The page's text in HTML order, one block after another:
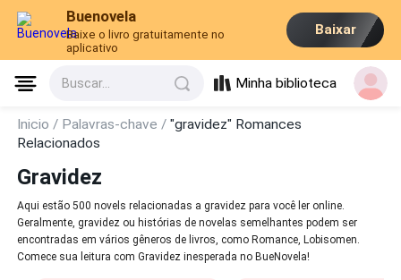
Buenovela
Baixe o livro gratuitamente no
aplicativo
Baixar
Buscar... Minha biblioteca
Inicio / Palavras-chave /"gravidez" Romances
Relacionados
Gravidez
Aqui estão 500 novels relacionadas a gravidez para você ler online.
Geralmente, gravidez ou histórias de novelas semelhantes podem ser
encontradas em vários gêneros de livros, como Romance, Lobisomen.
Comece sua leitura com Gravidez inesperada no BueNovela!